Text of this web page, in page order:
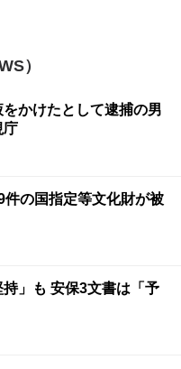
）
かけたとして逮捕の男
件の国指定等文化財が被
」も 安保3文書は「予